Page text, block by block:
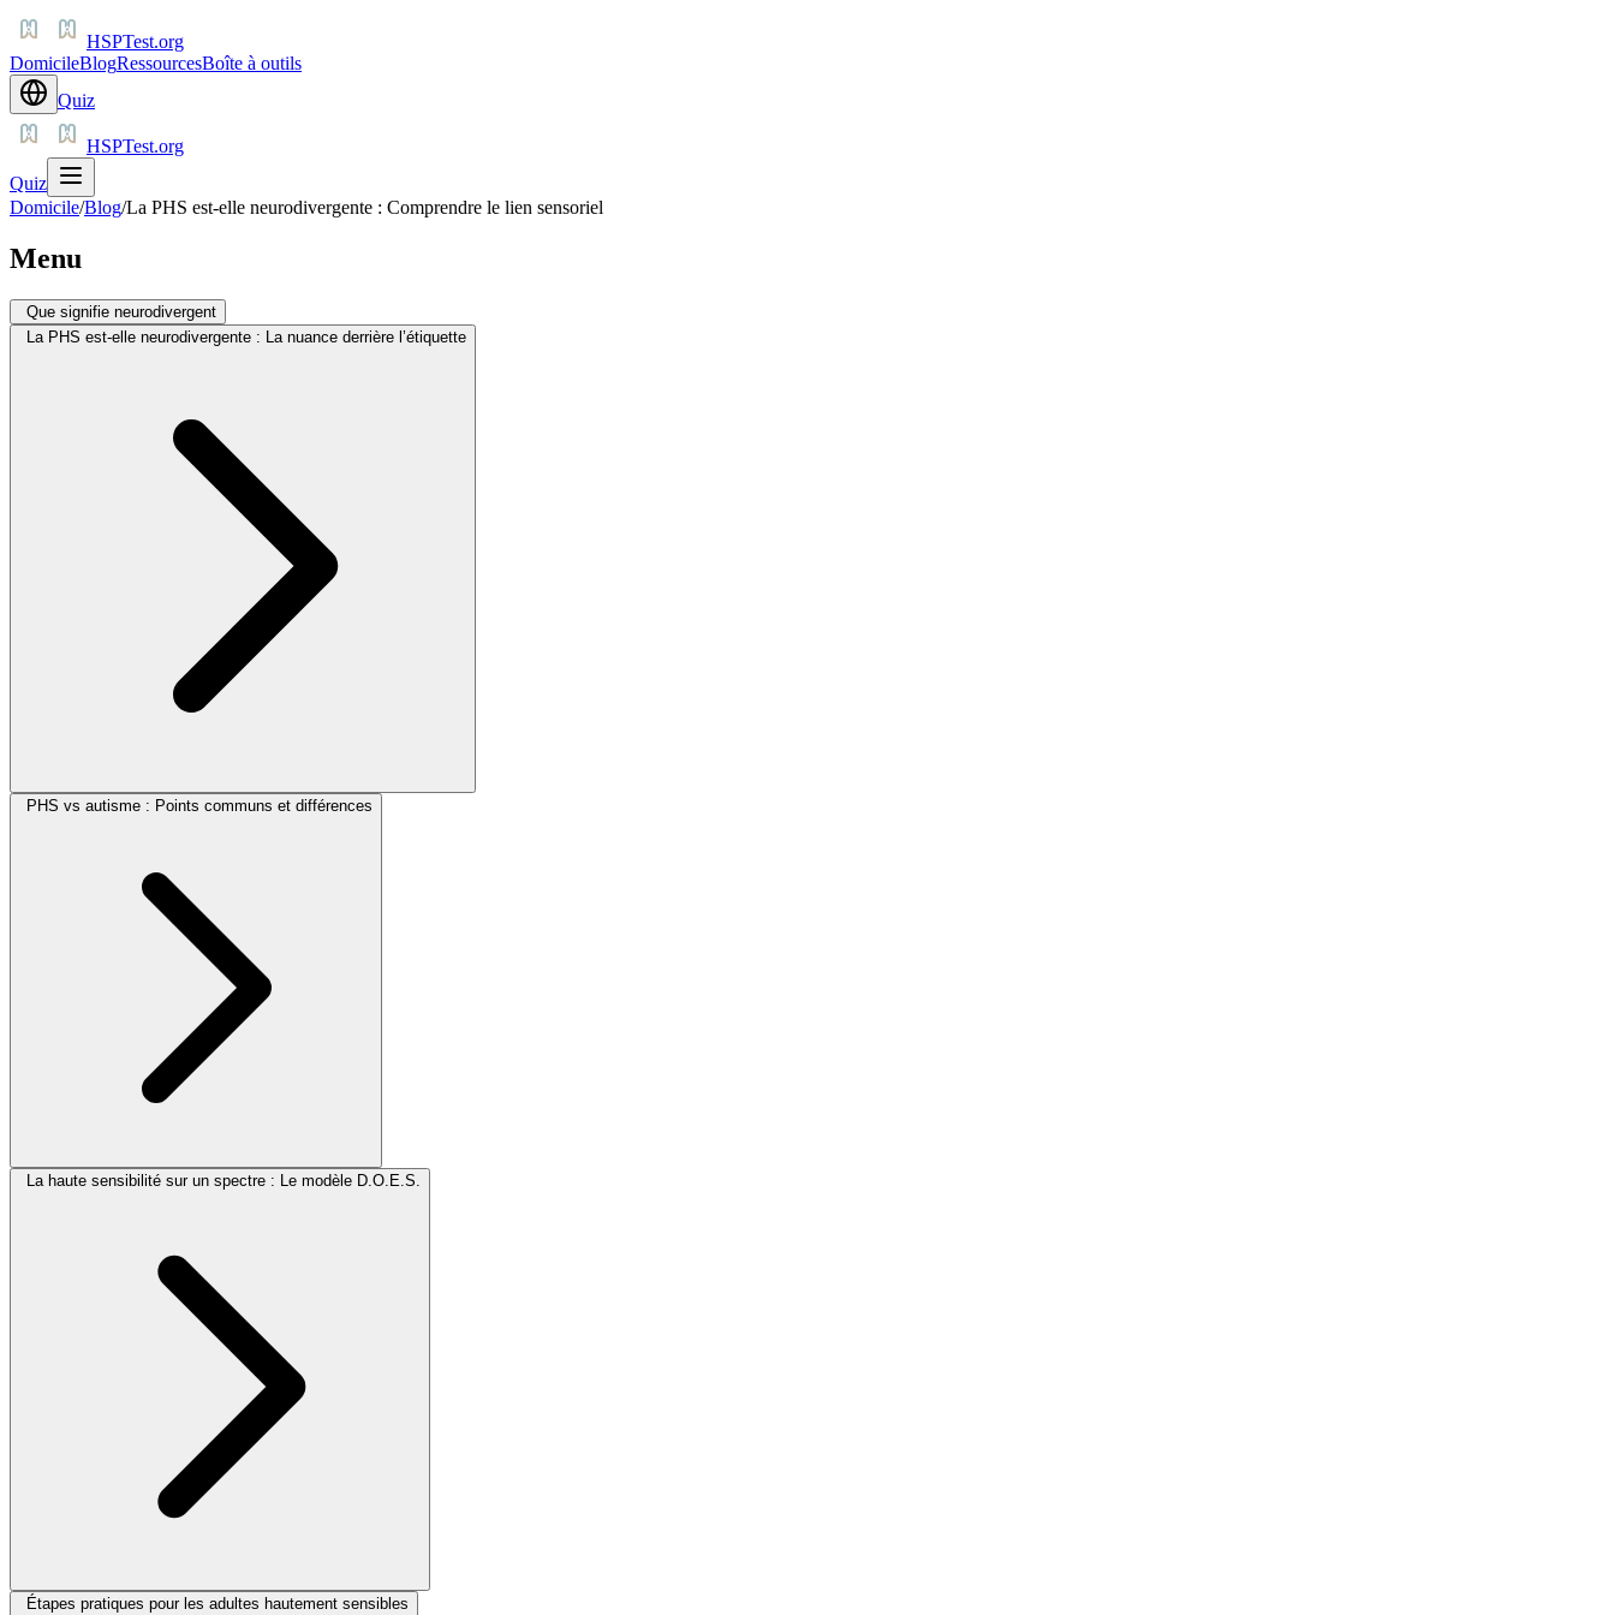
HSPTest.org
DomicileBlogRessourcesBoîte à outils
Quiz
HSPTest.org
Quiz
Domicile/Blog/La PHS est-elle neurodivergente : Comprendre le lien sensoriel
Menu
Que signifie neurodivergent
La PHS est-elle neurodivergente : La nuance derrière l’étiquette
PHS vs autisme : Points communs et différences
La haute sensibilité sur un spectre : Le modèle D.O.E.S.
Étapes pratiques pour les adultes hautement sensibles